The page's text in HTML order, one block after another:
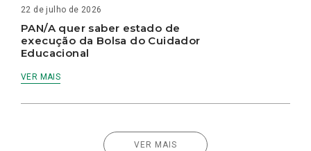
22 de julho de 2026
PAN/A quer saber estado de
execução da Bolsa do Cuidador
Educacional
VER MAIS
VER MAIS